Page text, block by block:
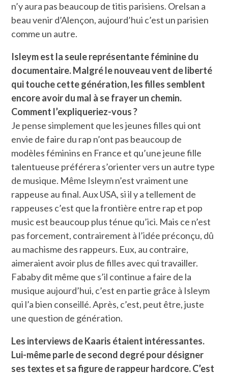
n’y aura pas beaucoup de titis parisiens. Orelsan a
beau venir d’Alençon, aujourd’hui c’est un parisien
comme un autre.
Isleym est la seule représentante féminine du
documentaire. Malgré le nouveau vent de liberté
qui touche cette génération, les filles semblent
encore avoir du mal à se frayer un chemin.
Comment l’expliqueriez-vous ?
Je pense simplement que les jeunes filles qui ont
envie de faire du rap n’ont pas beaucoup de
modèles féminins en France et qu’une jeune fille
talentueuse préférera s’orienter vers un autre type
de musique. Même Isleym n’est vraiment une
rappeuse au final. Aux USA, si il y a tellement de
rappeuses c’est que la frontière entre rap et pop
music est beaucoup plus ténue qu’ici. Mais ce n’est
pas forcement, contrairement à l’idée préconçu, dû
au machisme des rappeurs. Eux, au contraire,
aimeraient avoir plus de filles avec qui travailler.
Fababy dit même que s’il continue a faire de la
musique aujourd’hui, c’est en partie grâce à Isleym
qui l’a bien conseillé. Après, c’est, peut être, juste
une question de génération.
Les interviews de Kaaris étaient intéressantes.
Lui-même parle de second degré pour désigner
ses textes et sa figure de rappeur hardcore. C’est